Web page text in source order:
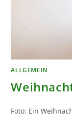
ALLGEMEIN
Foto: Ein